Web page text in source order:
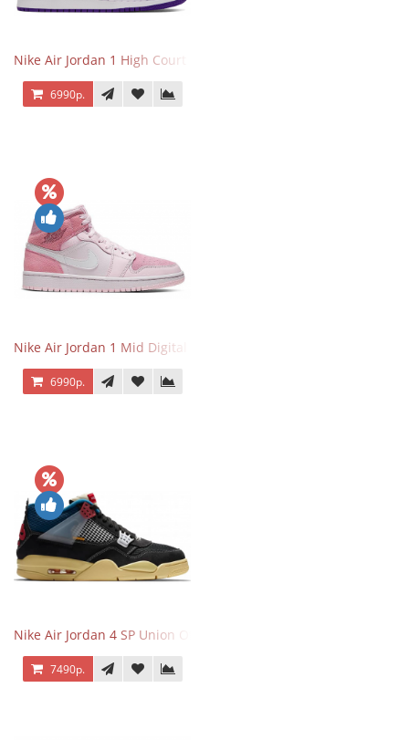
Nike Air Jordan 1 High Court Purple 2.0
6990р.
Nike Air Jordan 1 Mid Digital Pink
6990р.
Nike Air Jordan 4 SP Union Off Noir
7490р.